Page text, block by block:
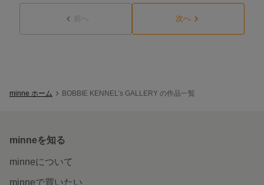
前へ 次へ
minne ホーム BOBBIE KENNEL’s GALLERY の作品一覧
minneを知る
minneについて
minneで買いたい